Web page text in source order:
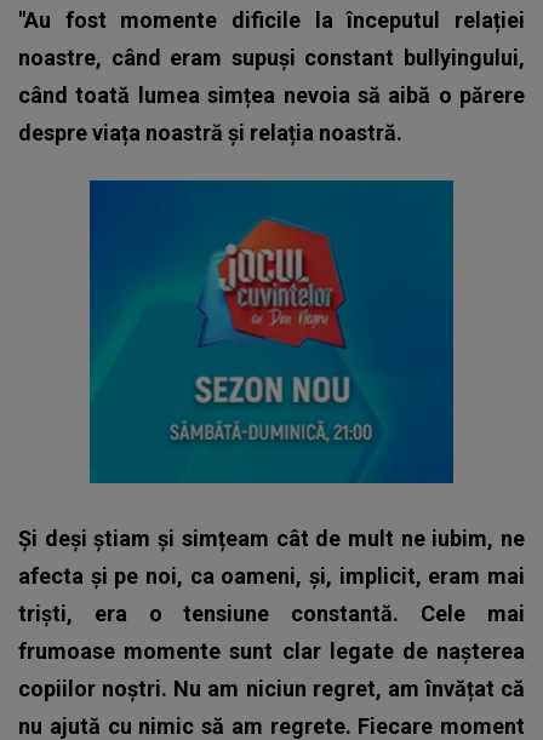
"Au fost momente dificile la începutul relației
noastre, când eram supuși constant bullyingului,
când toată lumea simțea nevoia să aibă o părere
despre viața noastră și relația noastră.
Și deși știam și simțeam cât de mult ne iubim, ne
afecta și pe noi, ca oameni, și, implicit, eram mai
triști, era o tensiune constantă. Cele mai
frumoase momente sunt clar legate de nașterea
copiilor noștri. Nu am niciun regret, am învățat că
nu ajută cu nimic să am regrete. Fiecare moment